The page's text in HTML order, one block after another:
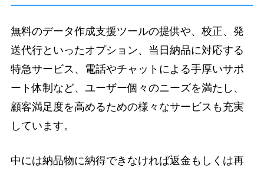
無料のデータ作成支援ツールの提供や、校正、発
送代行といったオプション、当日納品に対応する
特急サービス、電話やチャットによる手厚いサポ
ート体制など、ユーザー個々のニーズを満たし、
顧客満足度を高めるための様々なサービスも充実
しています。
中には納品物に納得できなければ返金もしくは再